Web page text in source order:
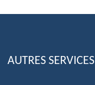
AUTRES SERVICES